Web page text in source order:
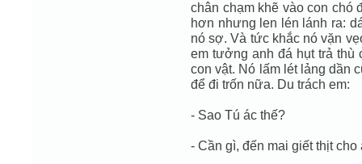
chân chạm khẽ vào con chó
hơn nhưng len lén lánh ra:
nó sợ. Và tức khắc nó vặn
em tưởng anh đá hụt trả thù
con vật. Nó lấm lét lảng dần
để đi trốn nữa. Du trách em:
- Sao Tú ác thế?
- Cần gì, đến mai giết thịt cho